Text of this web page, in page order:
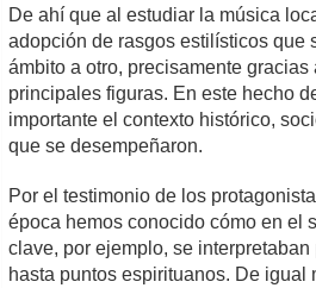
De ahí que al estudiar la música
adopción de rasgos estilísticos que
ámbito a otro, precisamente
principales figuras. En este hecho
importante el contexto histórico,
que se desempeñaron.
Por el testimonio de los
época hemos conocido cómo en el
clave, por ejemplo, se
hasta puntos espirituanos. De igual